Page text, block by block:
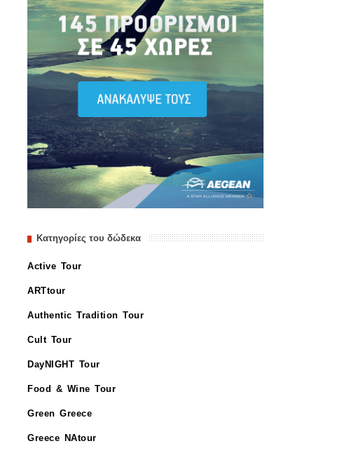
Κατηγορίες του δώδεκα
Active Tour
ARTtour
Authentic Tradition Tour
Cult Tour
DayNIGHT Tour
Food & Wine Tour
Green Greece
Greece NAtour